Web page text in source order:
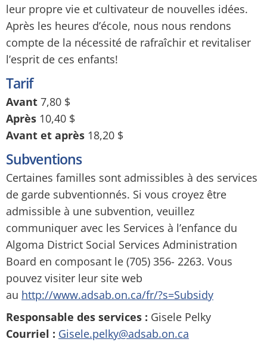
leur propre vie et cultivateur de nouvelles idées.
Après les heures d’école, nous nous rendons
compte de la nécessité de rafraîchir et revitaliser
l’esprit de ces enfants!
Tarif
Avant 7,80 $
Après 10,40 $
Avant et après 18,20 $
Subventions
Certaines familles sont admissibles à des services
de garde subventionnés. Si vous croyez être
admissible à une subvention, veuillez
communiquer avec les Services à l’enfance du
Algoma District Social Services Administration
Board en composant le (705) 356- 2263. Vous
pouvez visiter leur site web
au http://www.adsab.on.ca/fr/?s=Subsidy
Responsable des services : Gisele Pelky
Courriel : Gisele.pelky@adsab.on.ca